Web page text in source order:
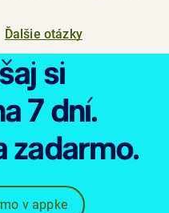
Ďalšie otázky
si
7 dní.
zadarmo.
v appke